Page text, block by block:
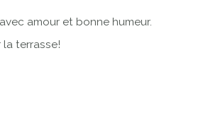
amour et bonne humeur.
terrasse!